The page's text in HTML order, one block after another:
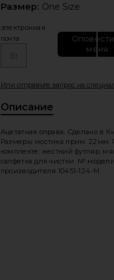
Размер: Размер:
One Size
электронная
почта
меня
Или отправьте запрос на
Описание
Ацетатная оправа. Сделано в
Размеры мостика прим.
комплекте: жесткий футляр,
салфетка для чистки. №
производителя 10451-124-M.